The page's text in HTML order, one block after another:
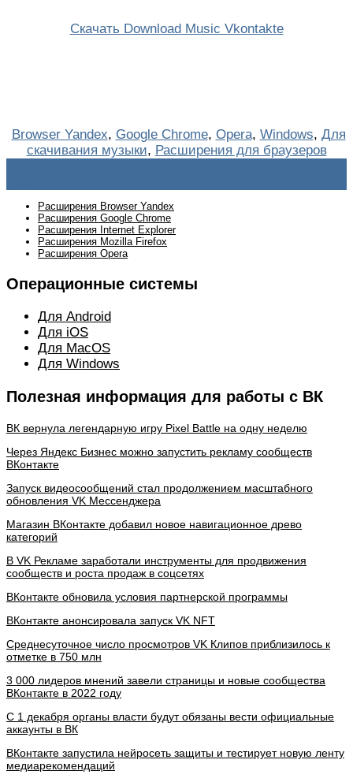
Скачать Download Music Vkontakte
Browser Yandex, Google Chrome, Opera, Windows, Для
скачивания музыки, Расширения для браузеров
по
записям
Расширения Browser Yandex
Расширения Google Chrome
Расширения Internet Explorer
Расширения Mozilla Firefox
Расширения Opera
Операционные системы
Для Android
Для iOS
Для MacOS
Для Windows
Полезная информация для работы с ВК
ВК вернула легендарную игру Pixel Battle на одну неделю
Через Яндекс Бизнес можно запустить рекламу сообществ
ВКонтакте
Запуск видеосообщений стал продолжением масштабного
обновления VK Мессенджера
Магазин ВКонтакте добавил новое навигационное древо
категорий
В VK Рекламе заработали инструменты для продвижения
сообществ и роста продаж в соцсетях
ВКонтакте обновила условия партнерской программы
ВКонтакте анонсировала запуск VK NFT
Среднесуточное число просмотров VK Клипов приблизилось к
отметке в 750 млн
3 000 лидеров мнений завели страницы и новые сообщества
ВКонтакте в 2022 году
С 1 декабря органы власти будут обязаны вести официальные
аккаунты в ВК
ВКонтакте запустила нейросеть защиты и тестирует новую ленту
медиарекомендаций